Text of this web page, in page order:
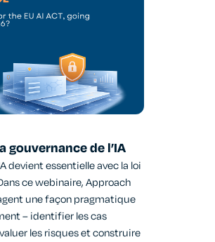
gouvernance de l’IA
devient essentielle avec la loi
ce webinaire, Approach
une façon pragmatique
– identifier les cas
les risques et construire